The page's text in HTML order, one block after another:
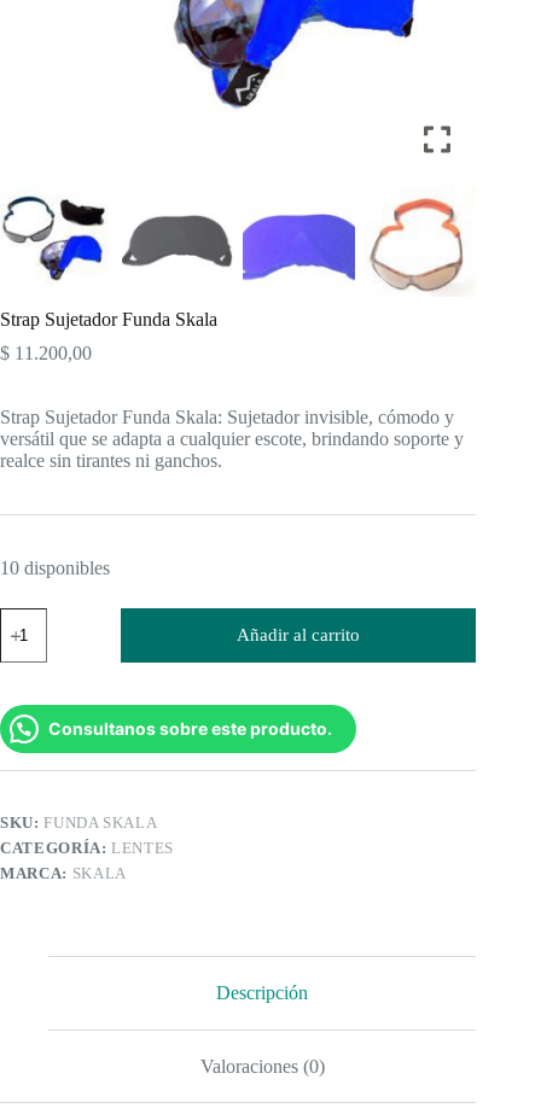
Strap Sujetador Funda Skala
$ 11.200,00
Strap Sujetador Funda Skala: Sujetador invisible, cómodo y
versátil que se adapta a cualquier escote, brindando soporte y
realce sin tirantes ni ganchos.
10 disponibles
Sujetador
Funda
Añadir al carrito
Consultanos sobre este producto.
SKU:FUNDA SKALA
CATEGORÍA:LENTES
MARCA: SKALA
Descripción
Valoraciones (0)